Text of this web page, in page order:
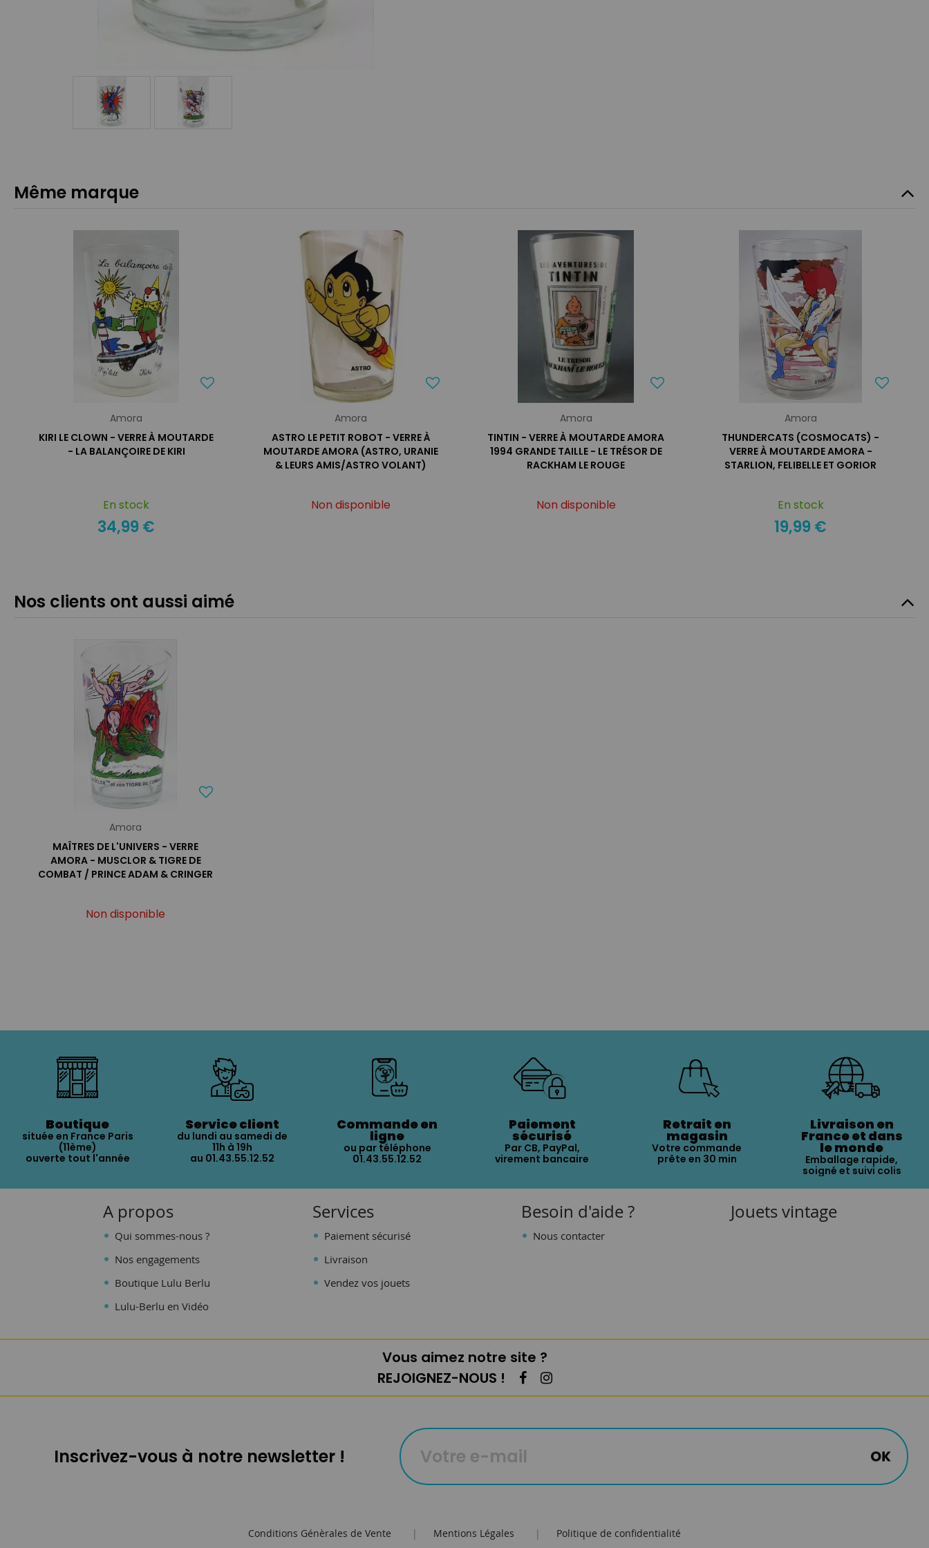
Même marque
Amora
KIRI LE CLOWN - VERRE À MOUTARDE
- LA BALANÇOIRE DE KIRI
En stock
34,99 €
Amora
ASTRO LE PETIT ROBOT - VERRE À
MOUTARDE AMORA (ASTRO, URANIE
& LEURS AMIS/ASTRO VOLANT)
Non disponible
Amora
TINTIN - VERRE À MOUTARDE AMORA
1994 GRANDE TAILLE - LE TRÉSOR DE
RACKHAM LE ROUGE
Non disponible
Amora
THUNDERCATS (COSMOCATS) -
VERRE À MOUTARDE AMORA -
STARLION, FELIBELLE ET GORIOR
En stock
19,99 €
Nos clients ont aussi aimé
Amora
MAÎTRES DE L'UNIVERS - VERRE
AMORA - MUSCLOR & TIGRE DE
COMBAT / PRINCE ADAM & CRINGER
Non disponible
Boutique
située en France Paris
(11ème)
ouverte tout l'année
Service client
du lundi au samedi de
11h à 19h
au 01.43.55.12.52
Commande en
ligne
ou par téléphone
01.43.55.12.52
Paiement
sécurisé
Par CB, PayPal,
virement bancaire
Retrait en
magasin
Votre commande
prête en 30 min
Livraison en
France et dans
le monde
Emballage rapide,
soigné et suivi colis
A propos
Qui sommes-nous ?
Nos engagements
Boutique Lulu Berlu
Lulu-Berlu en Vidéo
Services
Paiement sécurisé
Livraison
Vendez vos jouets
Besoin d'aide ?
Nous contacter
Jouets vintage
Vous aimez notre site ?
REJOIGNEZ-NOUS !
Inscrivez-vous à notre newsletter !
Conditions Génèrales de Vente | Mentions Légales | Politique de confidentialité